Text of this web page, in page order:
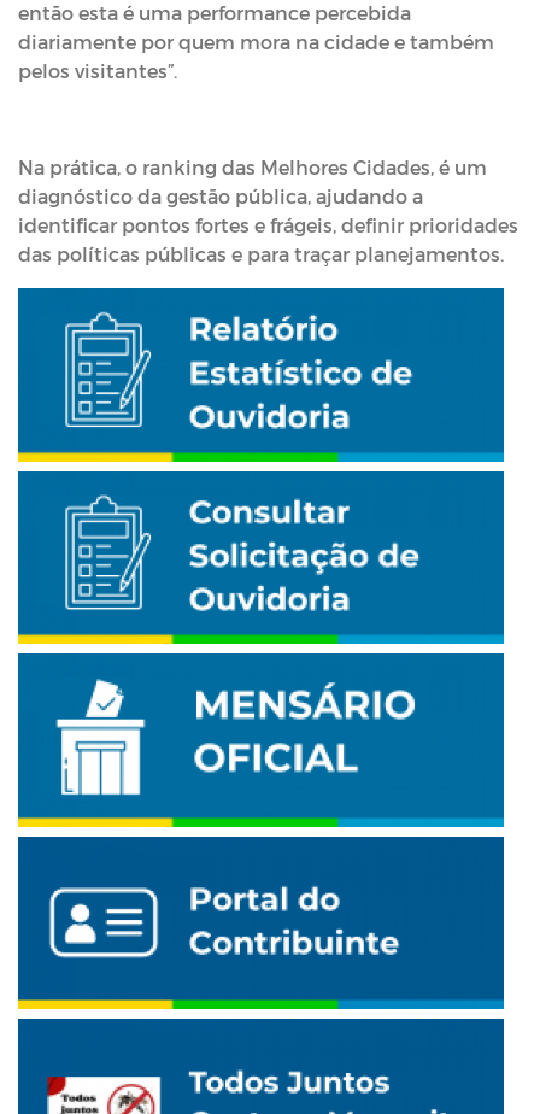
então esta é uma performance percebida
diariamente por quem mora na cidade e também
pelos visitantes”.
Na prática, o ranking das Melhores Cidades, é um
diagnóstico da gestão pública, ajudando a
identificar pontos fortes e frágeis, definir prioridades
das políticas públicas e para traçar planejamentos.